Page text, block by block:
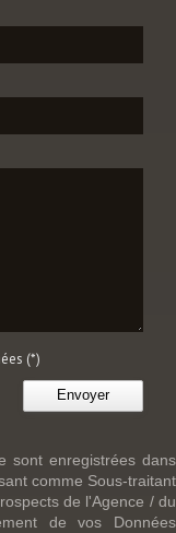
(*)
Envoyer
sont enregistrées dans
comme Sous-traitant
de l'Agence / du
de vos Données